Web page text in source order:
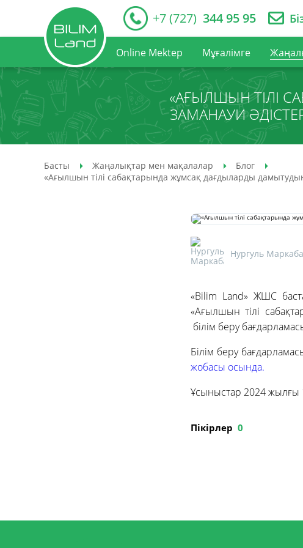
+7 (727) 344 95 95
Online Mektep Мұғалімге
«АҒЫЛШЫН ТІЛІ
ЗАМАНАУИ
Басты Жаңалықтар мен мақалалар
Блог
«Ағылшын тілі сабақтарында жұмсақ дағдыларды
Нургуль
«Bilim Land» ЖШС
«Ағылшын тілі
білім беру
Білім беру
жобасы осында.
Ұсыныстар 2024 жылғы
Пікірлер 0